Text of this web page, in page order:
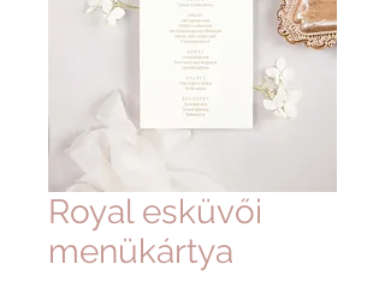
Royal esküvői
menükártya